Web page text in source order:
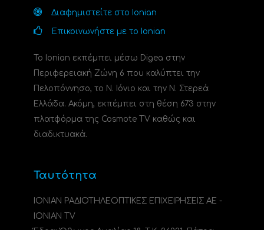
Διαφημιστείτε στο Ionian
Επικοινωνήστε με το Ionian
Το Ionian εκπέμπει μέσω Digea στην
Περιφερειακή Ζώνη 6 που καλύπτει την
Πελοπόννησο, το N. Ιόνιο και την Ν. Στερεά
Ελλάδα. Ακόμη, εκπέμπει στη θέση 673 στην
πλατφόρμα της Cosmote TV καθώς και
διαδικτυακά.
Ταυτότητα
ΙΟΝΙΑΝ ΡΑΔΙΟΤΗΛΕΟΠΤΙΚΕΣ ΕΠΙΧΕΙΡΗΣΕΙΣ ΑΕ -
IONIAN TV